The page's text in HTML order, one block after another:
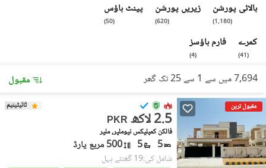
بالائی پورشن
(
1,180
)
زیریں پورشن
(
620
)
پینٹ ہاؤس
(
50
)
کمرے
(
41
)
فارم ہاؤسز
(
4
)
7,694 میں سے 1 سے 25 تک گھر مقبول
مقبول ترین ٹائیٹینیم
PKR 2.5 لاکھ
فالکن کمپلیکس نیوملیر, ملیر
5
5 500 مربع یارڈ
شامل کی:19 گھنٹے پہل